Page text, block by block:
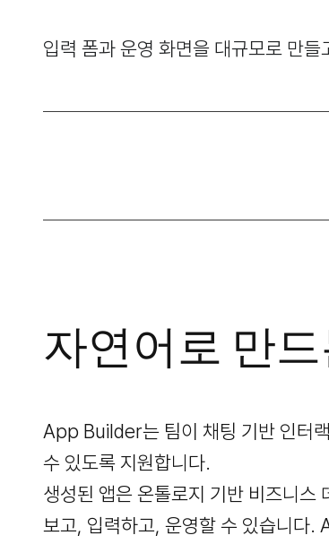
입력 폼과 운영 화면을 대규모로 만
자연어로 만
App Builder는 팀이 채팅 기반 인터
수 있도록 지원합니다.
생성된 앱은 온톨로지 기반 비즈니스
보고, 입력하고, 운영할 수 있습니다